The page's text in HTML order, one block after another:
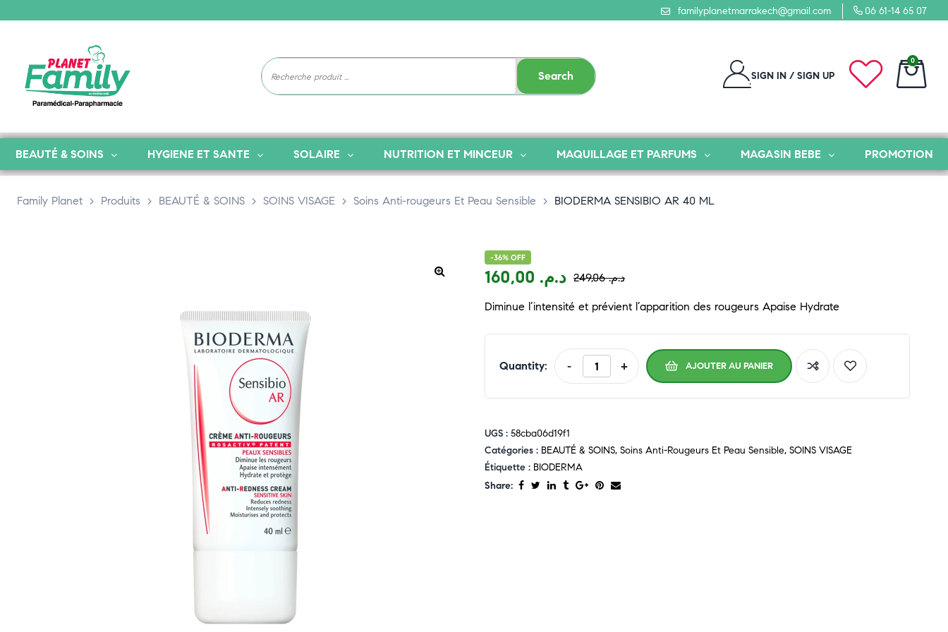
familyplanetmarrakech@gmail.com 06 61-14 65 07
Search SIGN IN / SIGN UP
0
BEAUTÉ & SOINS HYGIENE ET SANTE SOLAIRE NUTRITION ET MINCEUR MAQUILLAGE ET PARFUMS MAGASIN BEBE PROMOTION
Family Planet > Produits > BEAUTÉ & SOINS > SOINS VISAGE > Soins Anti-rougeurs Et Peau Sensible > BIODERMA SENSIBIO AR 40 ML
-36% OFF
د.م.249,06 د.م.
Diminue l’intensité et prévient l’apparition des rougeurs Apaise Hydrate
Quantity: - + AJOUTER AU PANIER
UGS : 58cba06d19f1
Catégories : BEAUTÉ & SOINS, Soins Anti-Rougeurs Et Peau Sensible, SOINS VISAGE
Étiquette : BIODERMA
Share: